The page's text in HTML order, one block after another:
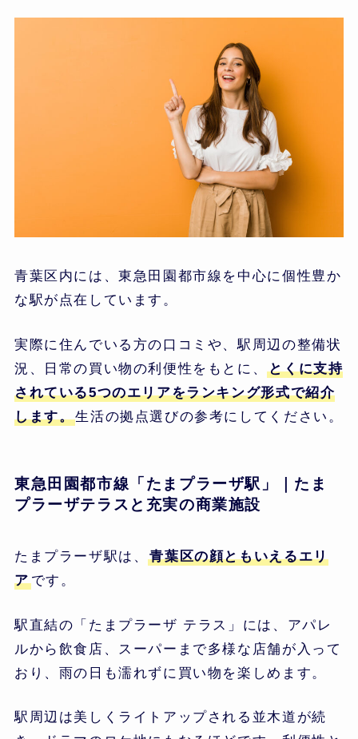
青葉区内には、東急田園都市線を中心に個性豊か
な駅が点在しています。
実際に住んでいる方の口コミや、駅周辺の整備状
況、日常の買い物の利便性をもとに、とくに支持
されている5つのエリアをランキング形式で紹介
します。生活の拠点選びの参考にしてください。
東急田園都市線「たまプラーザ駅」｜たま
プラーザテラスと充実の商業施設
たまプラーザ駅は、青葉区の顔ともいえるエリ
アです。
駅直結の「たまプラーザ テラス」には、アパレ
ルから飲食店、スーパーまで多様な店舗が入って
おり、雨の日も濡れずに買い物を楽しめます。
駅周辺は美しくライトアップされる並木道が続